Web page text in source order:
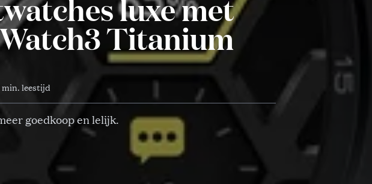
luxe met
Titanium
min. leestijd
goedkoop en lelijk.